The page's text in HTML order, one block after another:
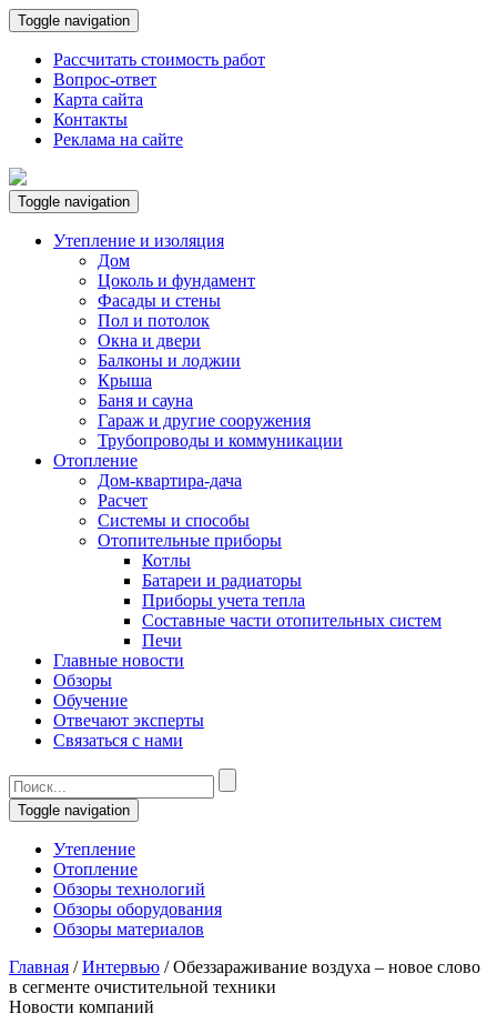
Toggle navigation
Рассчитать стоимость работ
Вопрос-ответ
Карта сайта
Контакты
Реклама на сайте
Toggle navigation
Утепление и изоляция
Дом
Цоколь и фундамент
Фасады и стены
Пол и потолок
Окна и двери
Балконы и лоджии
Крыша
Баня и сауна
Гараж и другие сооружения
Трубопроводы и коммуникации
Отопление
Дом-квартира-дача
Расчет
Системы и способы
Отопительные приборы
Котлы
Батареи и радиаторы
Приборы учета тепла
Составные части отопительных систем
Печи
Главные новости
Обзоры
Обучение
Отвечают эксперты
Связаться с нами
Toggle navigation
Утепление
Отопление
Обзоры технологий
Обзоры оборудования
Обзоры материалов
Главная /Интервью /Обеззараживание воздуха – новое слово
в сегменте очистительной техники
Новости компаний